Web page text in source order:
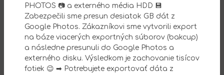
PHOTOS 📷 a externého média HDD 💾
Zabezpečili sme presun desiatok GB dát z
Google Photos. Zákazníkovi sme vytvorili export
na báze viacerých exportných súborov (bakcup)
a následne presunuli do Google Photos a
externého disku. Výsledkom je zachovanie tisícov
fotiek 😉 ➡ Potrebujete exportovať dáta z